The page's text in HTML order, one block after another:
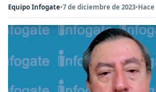
Equipo Infogate•7 de diciembre de 2023•